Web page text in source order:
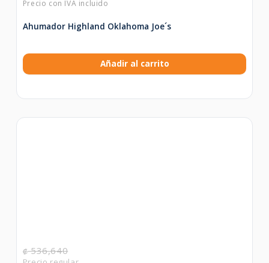
Ahumador Highland Oklahoma Joe´s
Añadir al carrito
₡536,640